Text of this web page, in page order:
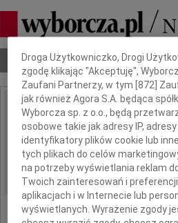
Nekrologi Odeszli Poradnik
IMIĘ I NAZWISKO:
REGION: Łódź
DATA EMISJI: 06.11.2024
Dbamy o Twoją prywatność
Droga Użytkowniczko, Drogi
zgodę klikając "Akceptuję",
Zaufani Partnerzy, w tym [872 ]
jak również Agora S.A. będąca
Wyborcza sp. z o.o., będą
osobowe takie jak adresy IP,
identyfikatory plików cookie lub
tych plikach do celów
na potrzeby wyświetlania reklam
Twoich zainteresowań i
aplikacjach i w Internecie lub
wyświetlanych. Wyrażenie zgody